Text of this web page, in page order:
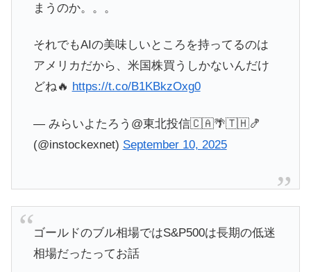
まうのか。。。
それでもAIの美味しいところを持ってるのは
アメリカだから、米国株買うしかないんだけ
どね🔥 https://t.co/B1KBkzOxg0
— みらいよたろう@東北投信🇨🇦🌴🇹🇭🍤
(@instockexnet) September 10, 2025
ゴールドのブル相場ではS&P500は長期の低迷
相場だったってお話